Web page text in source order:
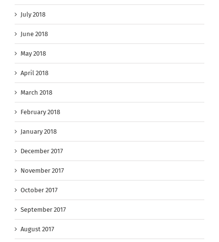
July 2018
June 2018
May 2018
April 2018
March 2018
February 2018
January 2018
December 2017
November 2017
October 2017
September 2017
August 2017